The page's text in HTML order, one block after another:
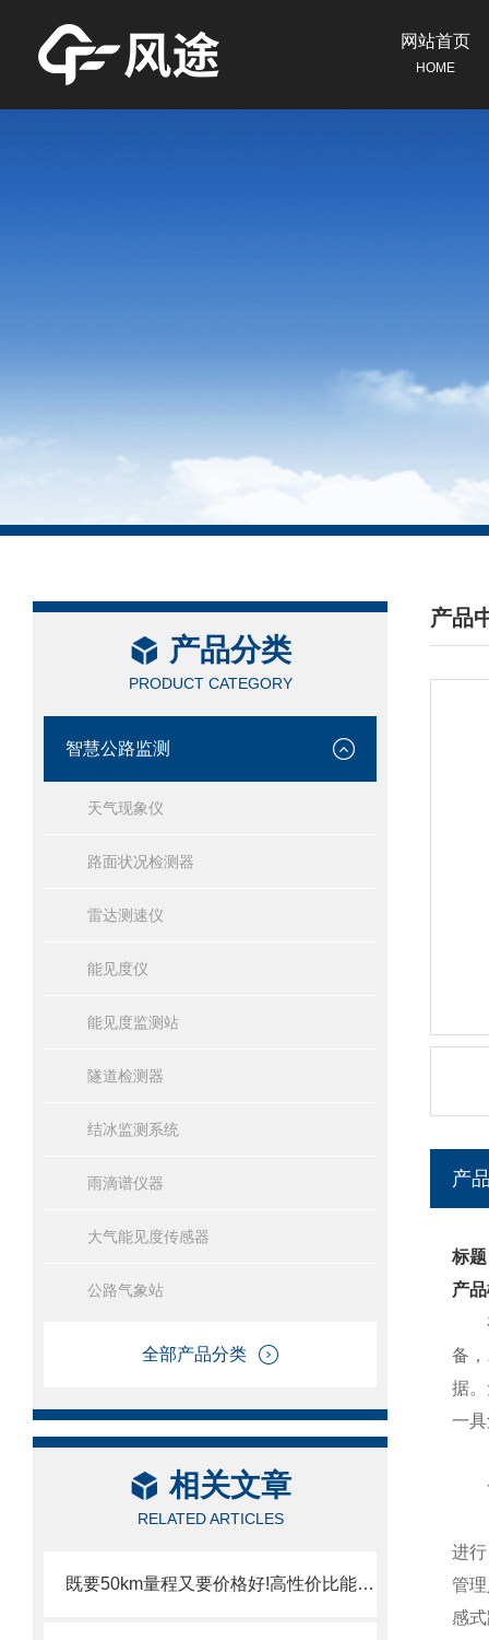
网站首页
HOME
产品分类
PRODUCT CATEGORY
智慧公路监测
天气现象仪
路面状况检测器
雷达测速仪
能见度仪
能见度监测站
隧道检测器
结冰监测系统
雨滴谱仪器
大气能见度传感器
公路气象站
全部产品分类
相关文章
RELATED ARTICLES
既要50km量程又要价格好!高性价比能见度监测站厂家推荐
产品
/
产
标
产
在
备
据
一
进
管
感